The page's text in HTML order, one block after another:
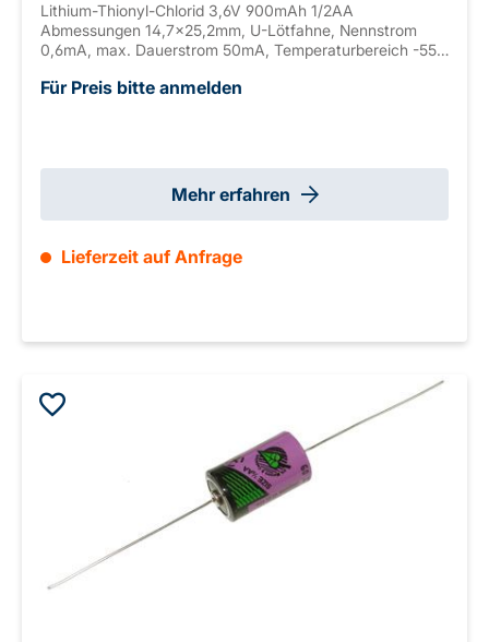
Lithium-Thionyl-Chlorid 3,6V 900mAh 1/2AA
Abmessungen 14,7x25,2mm, U-Lötfahne, Nennstrom
0,6mA, max. Dauerstrom 50mA, Temperaturbereich -55
Für Preis bitte anmelden
Mehr erfahren
Lieferzeit auf Anfrage